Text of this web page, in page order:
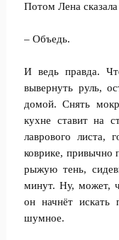
Потом Лена
– Объедь.
И ведь правда.
вывернуть руль,
домой. Снять
кухне ставит на
лаврового листа,
коврике, привычно
рыжую тень,
минут. Ну, может,
он начнёт искать
шумное.